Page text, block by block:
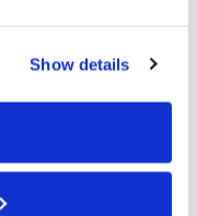
Show details